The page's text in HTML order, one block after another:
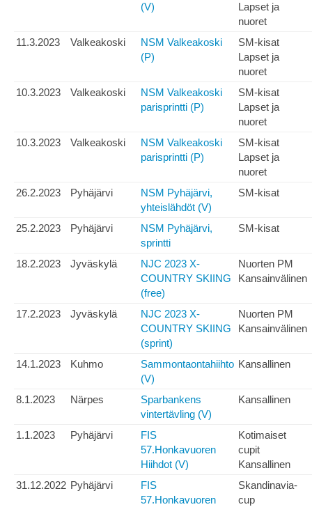
(V)
Lapset ja
nuoret
11.3.2023
Valkeakoski
NSM Valkeakoski
(P)
SM-kisat
Lapset ja
nuoret
10.3.2023
Valkeakoski
NSM Valkeakoski
parisprintti (P)
SM-kisat
Lapset ja
nuoret
10.3.2023
Valkeakoski
NSM Valkeakoski
parisprintti (P)
SM-kisat
Lapset ja
nuoret
26.2.2023
Pyhäjärvi
NSM Pyhäjärvi,
yhteislähdöt (V)
SM-kisat
25.2.2023 Pyhäjärvi
NSM Pyhäjärvi,
sprintti
SM-kisat
18.2.2023 Jyväskylä
NJC 2023 X-
COUNTRY SKIING
(free)
Nuorten PM
Kansainvälinen
17.2.2023 Jyväskylä
NJC 2023 X-
COUNTRY SKIING
(sprint)
Nuorten PM
Kansainvälinen
14.1.2023 Kuhmo
Sammontaontahiihto
(V)
Kansallinen
8.1.2023 Närpes
Sparbankens
vintertävling (V)
Kansallinen
1.1.2023 Pyhäjärvi
FIS
57.Honkavuoren
Hiihdot (V)
Kotimaiset
cupit
Kansallinen
31.12.2022 Pyhäjärvi
FIS
57.Honkavuoren
Skandinavia-
cup